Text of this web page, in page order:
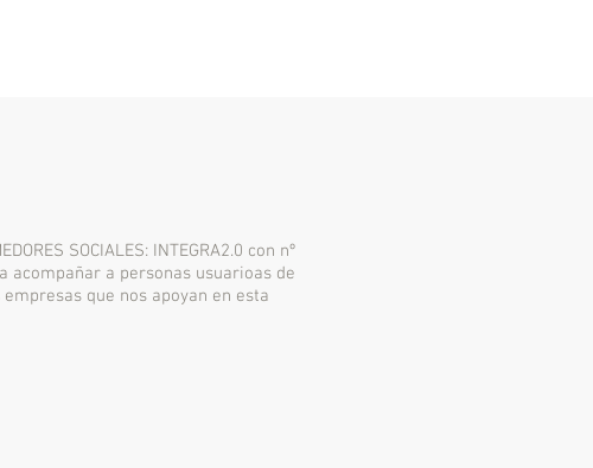
SOCIALES: INTEGRA2.0 con nº
acompañar a personas usuarioas de
que nos apoyan en esta